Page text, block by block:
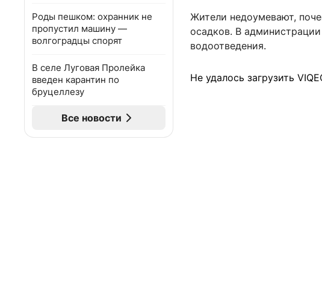
Роды пешком: охранник не
пропустил машину —
волгоградцы спорят
В селе Луговая Пролейка
введен карантин по
бруцеллезу
Все новости
Жители недоумевают,
осадков. В
водоотведения.
Не удалось загрузить